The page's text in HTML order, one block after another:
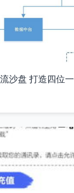
沙盘 打造四位